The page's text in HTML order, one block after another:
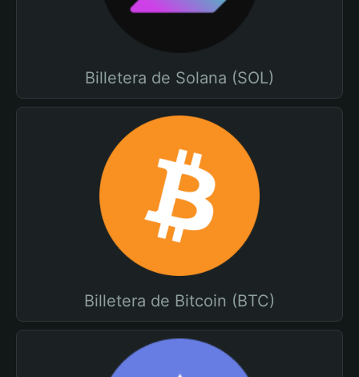
Billetera de Solana (SOL)
Billetera de Bitcoin (BTC)